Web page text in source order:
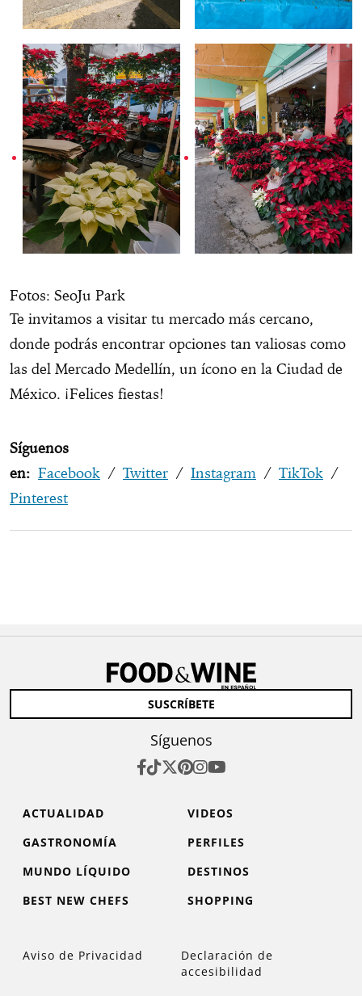
Fotos: SeoJu Park
Te invitamos a visitar tu mercado más cercano,
donde podrás encontrar opciones tan valiosas como
las del Mercado Medellín, un ícono en la Ciudad de
México. ¡Felices fiestas!
Síguenos
en: Facebook / Twitter / Instagram / TikTok /
Pinterest
SUSCRÍBETE
Síguenos
ACTUALIDAD
VIDEOS
GASTRONOMÍA
PERFILES
MUNDO LÍQUIDO
DESTINOS
BEST NEW CHEFS
SHOPPING
Aviso de Privacidad
Declaración de
accesibilidad